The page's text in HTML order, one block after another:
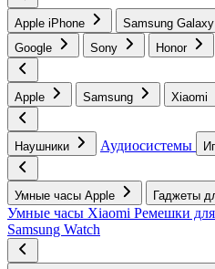
Apple iPhone Samsung Galaxy
Google
Sony Honor
Apple Samsung Xiaomi
Наушники Аудиосистемы
Умные часы Apple Гаджеты
Умные часы Xiaomi Ремешки
Samsung Watch